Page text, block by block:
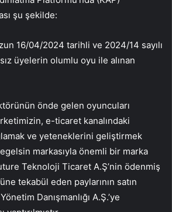
şu şekilde:
16/04/2024 tarihli ve 2024/14 sayılı
üyelerin olumlu oyu ile alınan
önde gelen oyuncuları
e-ticaret kanalındaki
ve yeteneklerini geliştirmek
markasıyla önemli bir marka
Teknoloji Ticaret A.Ş’nin ödenmiş
tekabül eden paylarının satın
Danışmanlığı A.Ş.’ye